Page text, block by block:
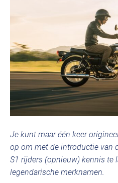
Je kunt maar één keer
op om met de introductie van
S1 rijders (opnieuw) kennis te
legendarische merknamen.